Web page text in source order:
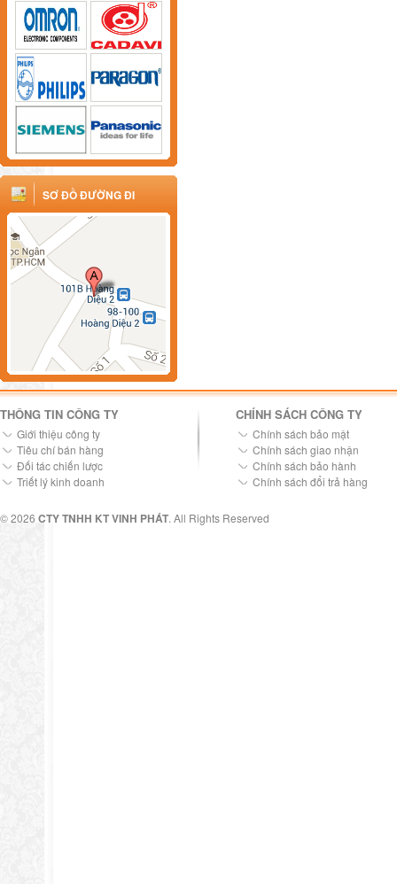
SƠ ĐỒ ĐƯỜNG ĐI
THÔNG TIN CÔNG TY
Giới thiệu công ty
Tiêu chí bán hàng
Đối tác chiến lược
Triết lý kinh doanh
CHÍNH SÁCH CÔNG TY
Chính sách bảo mật
Chính sách giao nhận
Chính sách bảo hành
Chính sách đổi trả hàng
© 2026 CTY TNHH KT VINH PHÁT. All Rights Reserved